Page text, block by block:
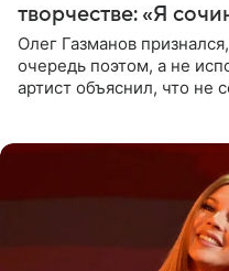
творчестве: «Я
Олег Газманов
очередь поэтом, а не
артист объяснил, что не